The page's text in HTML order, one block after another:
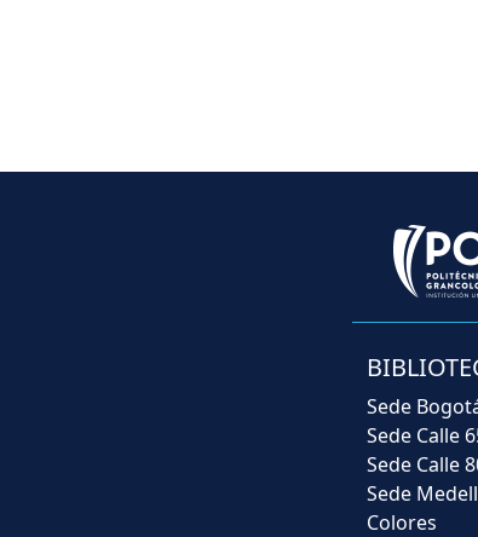
Sede
Sede Calle
Sede Calle
Sede
Colores